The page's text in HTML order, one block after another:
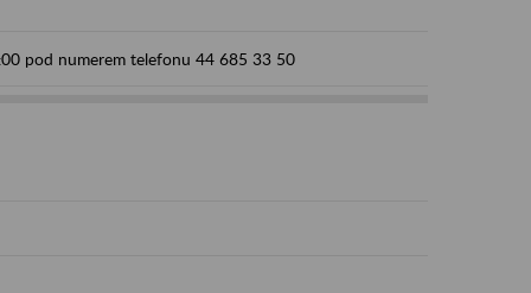
pod numerem telefonu 44 685 33 50